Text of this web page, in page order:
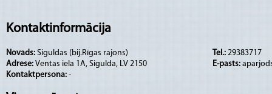
Kontaktinformācija
Novads: Siguldas (bij.Rīgas rajons)
Adrese: Ventas iela 1A, Sigulda, LV 2150
Kontaktpersona: -
Tel.: 29383717
E-pasts: